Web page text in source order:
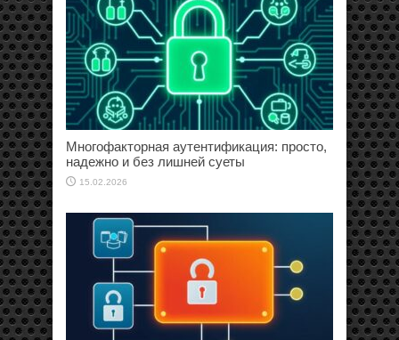
Многофакторная аутентификация: просто,
надежно и без лишней суеты
15.02.2026